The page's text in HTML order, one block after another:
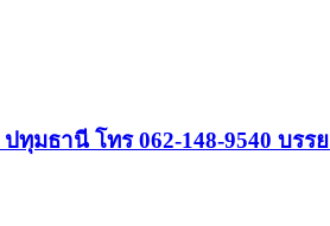
มธานี โทร 062-148-9540 บรร